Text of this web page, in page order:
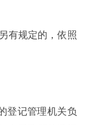
有规定的，依照
登记管理机关负